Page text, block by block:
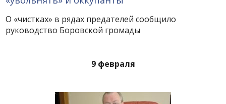
О «чистках» в рядах предателей сообщило
руководство Боровской громады
9 февраля